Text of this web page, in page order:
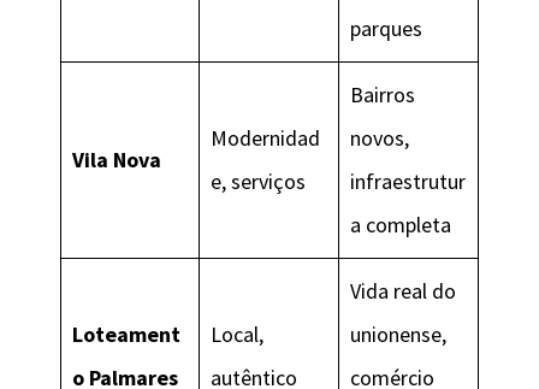
parques
Vila Nova
Modernidad
e, serviços
Bairros
novos,
infraestrutur
a completa
Loteament
o Palmares
Local,
autêntico
Vida real do
unionense,
comércio